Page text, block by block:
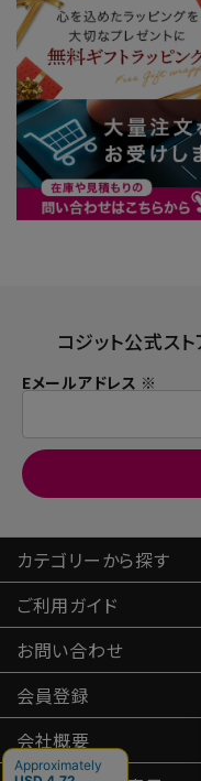
コジット公式ス
Eメールアドレス ※
カテゴリーから探す
ご利用ガイド
お問い合わせ
会員登録
会社概要